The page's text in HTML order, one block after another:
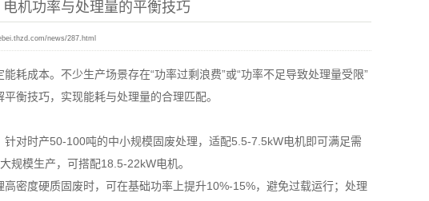
机功率与处理量的平衡技巧
news/287.html
耗成本。不少生产场景存在“功率过剩浪费”或“功率不足导致处理量受限”
衡技巧，实现能耗与处理量的合理匹配。
时产50-100吨的中小规模固废处理，适配5.5-7.5kW电机即可满足需
规模生产，可搭配18.5-22kW电机。
度硬质固废时，可在基础功率上提升10%-15%，避免过载运行；处理